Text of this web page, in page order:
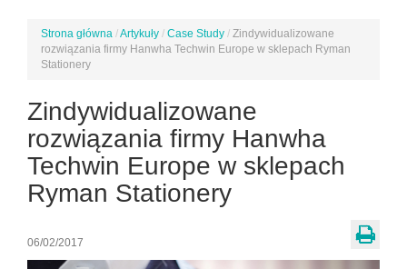
Jesteś
tutaj
Strona główna /Artykuły / Case Study / Zindywidualizowane
rozwiązania firmy Hanwha Techwin Europe w sklepach Ryman
Stationery
Zindywidualizowane
rozwiązania firmy Hanwha
Techwin Europe w sklepach
Ryman Stationery
06/02/2017